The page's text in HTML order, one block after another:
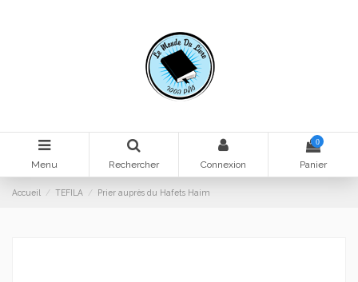
Menu Rechercher Connexion
0
Panier
Accueil TEFILA Prier auprès du Hafets Haim